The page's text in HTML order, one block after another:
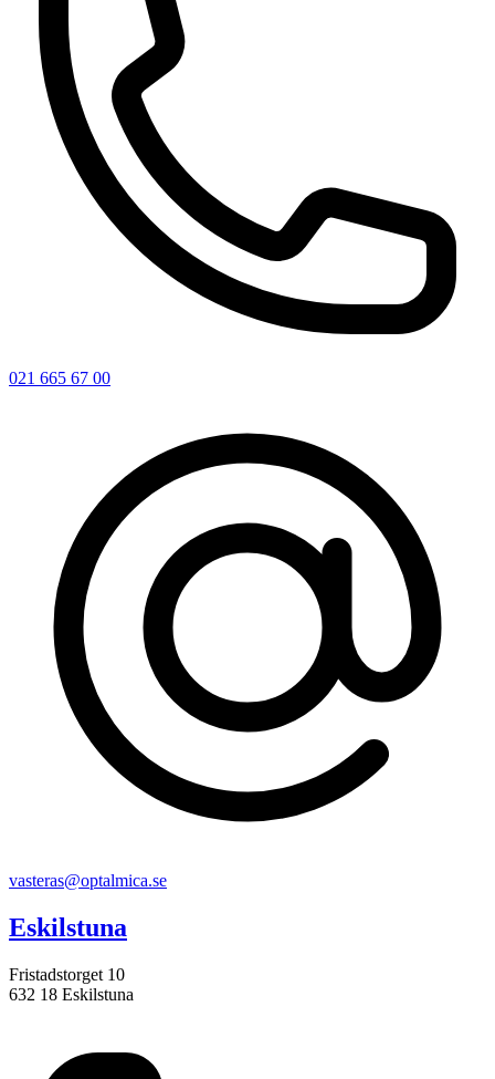
021 665 67 00
vasteras@optalmica.se
Eskilstuna
Fristadstorget 10
632 18 Eskilstuna